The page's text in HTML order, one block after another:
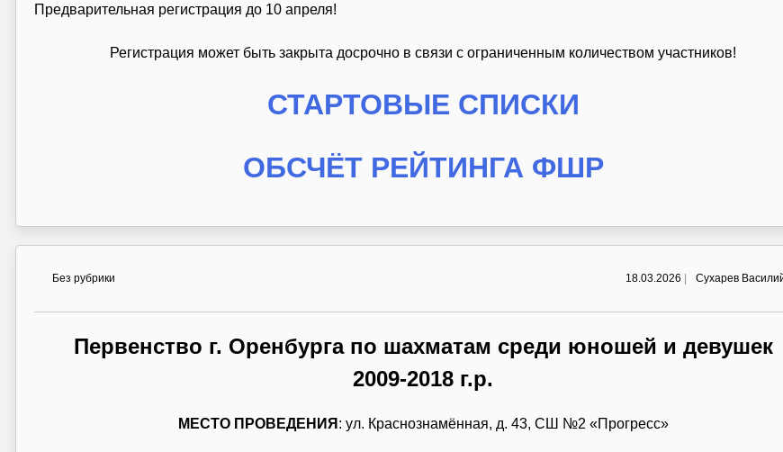
Предварительная регистрация до 10 апреля!
Регистрация может быть закрыта досрочно в связи с ограниченным количеством участников!
СТАРТОВЫЕ СПИСКИ
ОБСЧЁТ РЕЙТИНГА ФШР
Без рубрики 18.03.2026 Сухарев
Первенство г. Оренбурга по шахматам среди юношей и девушек
2009-2018 г.р.
МЕСТО ПРОВЕДЕНИЯ : ул. Краснознамённая, д. 43, СШ №2 «Прогресс»